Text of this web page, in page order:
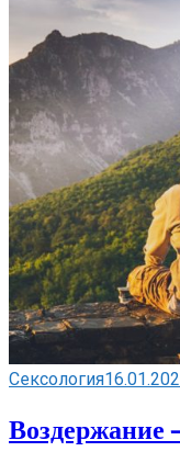
Сексология
Воздержание